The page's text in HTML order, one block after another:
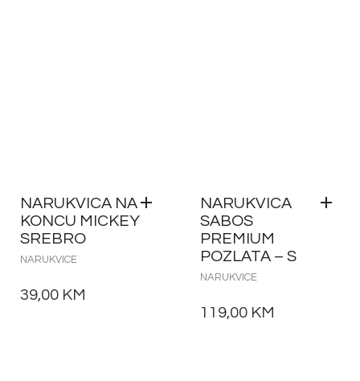
NARUKVICA NA
KONCU MICKEY
SREBRO
NARUKVICE
39,00 KM
NARUKVICA
SABOS
PREMIUM
POZLATA – S
NARUKVICE
119,00 KM